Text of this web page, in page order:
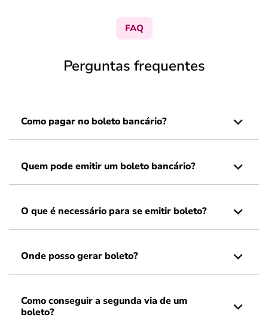
FAQ
Perguntas frequentes
Como pagar no boleto bancário?
Quem pode emitir um boleto bancário?
O que é necessário para se emitir boleto?
Onde posso gerar boleto?
Como conseguir a segunda via de um
boleto?